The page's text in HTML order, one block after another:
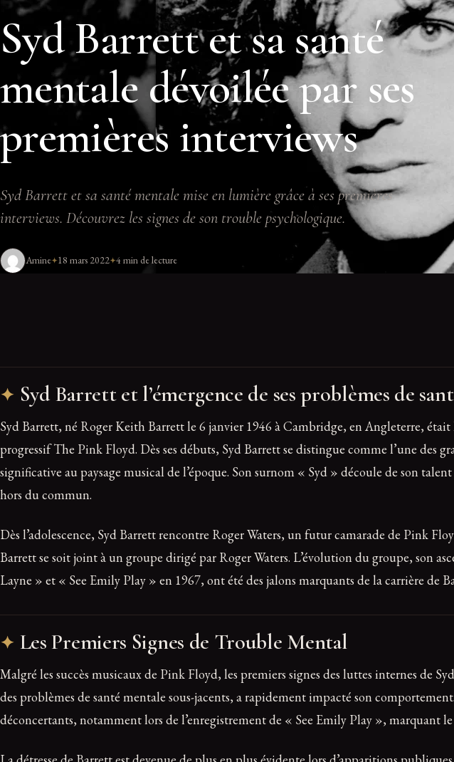
Syd Barrett et sa santé
mentale dévoilée par ses
premières interviews
Syd Barrett et sa santé mentale mise en lumière grâce à ses premières
interviews. Découvrez les signes de son trouble psychologique.
Amine 18 mars 2022 4 min de lecture
Syd Barrett et l’émergence de ses problèmes de
Syd Barrett, né Roger Keith Barrett le 6 janvier 1946 à Cambridge, en Angleterre,
progressif The Pink Floyd. Dès ses débuts, Syd Barrett se distingue comme l’une des
significative au paysage musical de l’époque. Son surnom « Syd » découle de son
hors du commun.
Dès l’adolescence, Syd Barrett rencontre Roger Waters, un futur camarade de Pink
Barrett se soit joint à un groupe dirigé par Roger Waters. L’évolution du groupe, son
Layne » et « See Emily Play » en 1967, ont été des jalons marquants de la carrière de
Les Premiers Signes de Trouble Mental
Malgré les succès musicaux de Pink Floyd, les premiers signes des luttes internes de
des problèmes de santé mentale sous-jacents, a rapidement impacté son
déconcertants, notamment lors de l’enregistrement de « See Emily Play », marquant